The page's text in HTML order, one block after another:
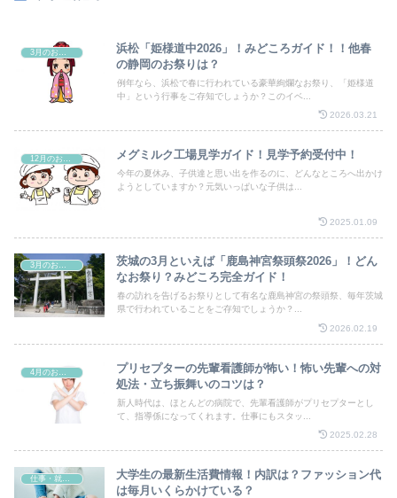
浜松「姫様道中2026」！みどころガイド！！他春
の静岡のお祭りは？
例年なら、浜松で春に行われている豪華絢爛なお祭り、「姫様道
中」という行事をご存知でしょうか？このイベ...
2026.03.21
12月のお祭り メグミルク工場見学ガイド！見学予約受付中！
今年の夏休み、子供達と思い出を作るのに、どんなところへ出かけ
ようとしていますか？元気いっぱいな子供は...
2025.01.09
3月のお祭り
茨城の3月といえば「鹿島神宮祭頭祭2026」！どん
なお祭り？みどころ完全ガイド！
春の訪れを告げるお祭りとして有名な鹿島神宮の祭頭祭、毎年茨城
県で行われていることをご存知でしょうか？...
2026.02.19
プリセプターの先輩看護師が怖い！怖い先輩への対
処法・立ち振舞いのコツは？
新人時代は、ほとんどの病院で、先輩看護師がプリセプターとし
て、指導係になってくれます。仕事にもスタッ...
2025.02.28
仕事・就職・転職・転勤
大学生の最新生活費情報！内訳は？ファッション代
は毎月いくらかけている？